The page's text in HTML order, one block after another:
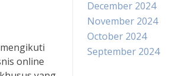
online
December 2024
November 2024
October 2024
September 2024